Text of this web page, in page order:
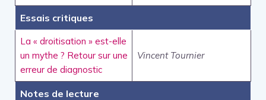
Essais critiques
La « droitisation » est-elle
un mythe ? Retour sur une
erreur de diagnostic
Vincent Tournier
Notes de lecture